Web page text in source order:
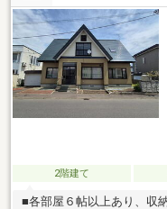
2階建て
■各部屋６帖以上あり、収